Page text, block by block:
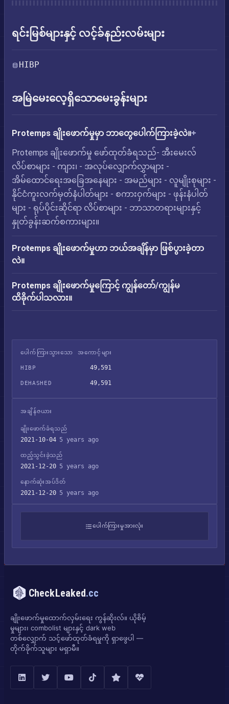
ရင်းမြစ်များနှင့် လင့်ခ်နည်းလမ်းများ
HIBP
အမြဲမေးလေ့ရှိသောမေးခွန်းများ
Protemps ချိုးဖောက်မှုမှာ ဘာတွေပေါက်ကြားခဲ့လဲ။
Protemps ချိုးဖောက်မှု ဖော်ထုတ်ခံရသည်- အီးမေးလ်
လိပ်စာများ - ကျား၊ - အလုပ်လျှောက်လွှာများ -
အိမ်ထောင်ရေးအခြေအနေများ - အမည်များ - လူမျိုးစုများ -
နိုင်ငံကူးလက်မှတ်နံပါတ်များ - စကားဝှက်များ - ဖုန်းနံပါတ်
များ - ရုပ်ပိုင်းဆိုင်ရာ လိပ်စာများ - ဘာသာတရားများနှင့်
နှုတ်ခွန်းဆက်စကားများ။
Protemps ချိုးဖောက်မှုဟာ ဘယ်အချိန်မှာ ဖြစ်ပွားခဲ့တာ
လဲ။
Protemps ချိုးဖောက်မှုကြောင့် ကျွန်တော်/ကျွန်မ
ထိခိုက်ပါသလား။
ပေါက်ကြားသွားသော အကောင့်များ
HIBP 49,591
DEHASHED 49,591
အချိန်ဇယား
ချိုးဖောက်ခံရသည်
2021-10-04 5 years ago
ထည့်သွင်းခဲ့သည်
2021-12-20 5 years ago
နောက်ဆုံးအပ်ဒိတ်
2021-12-20 5 years ago
ပေါက်ကြားမှုအားလုံး
CheckLeaked.cc
ချိုးဖောက်မှုထောက်လှမ်းရေး ကွန်ဆိုးလ်။ ယိုစိမ့်
မှုများ၊ combolist များနှင့် dark web
တစ်လျှောက် သင့်ဖော်ထုတ်ခံရမှုကို ရှာဖွေပါ —
တိုက်ခိုက်သူများ မရှာမီ။